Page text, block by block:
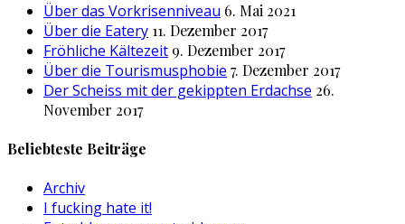
Über das Vorkrisenniveau 6. Mai 2021
Über die Eatery 11. Dezember 2017
Fröhliche Kältezeit 9. Dezember 2017
Über die Tourismusphobie 7. Dezember 2017
Der Scheiss mit der gekippten Erdachse 26.
November 2017
Beliebteste Beiträge
Archiv
I fucking hate it!